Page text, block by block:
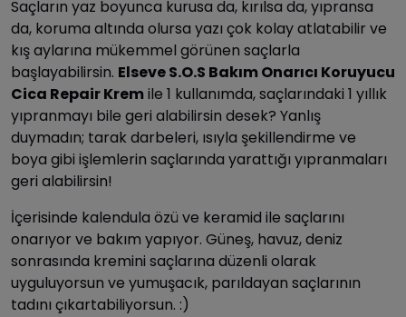
Saçların yaz boyunca kurusa da, kırılsa da, yıpransa
da, koruma altında olursa yazı çok kolay atlatabilir ve
kış aylarına mükemmel görünen saçlarla
başlayabilirsin. Elseve S.O.S Bakım Onarıcı Koruyucu
Cica Repair Kremile 1 kullanımda, saçlarındaki 1 yıllık
yıpranmayı bile geri alabilirsin desek? Yanlış
duymadın; tarak darbeleri, ısıyla şekillendirme ve
boya gibi işlemlerin saçlarında yarattığı yıpranmaları
geri alabilirsin!
İçerisinde kalendula özü ve keramid ile saçlarını
onarıyor ve bakım yapıyor. Güneş, havuz, deniz
sonrasında kremini saçlarına düzenli olarak
uyguluyorsun ve yumuşacık, parıldayan saçlarının
tadını çıkartabiliyorsun. :)